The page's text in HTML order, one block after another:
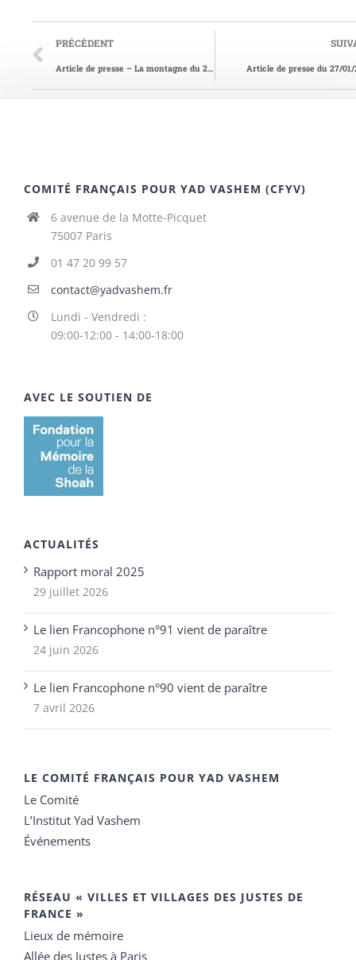
PRÉCÉDENT
Article de presse – La montagne du 21/06/2001 Article de presse du 27/01/
COMITÉ FRANÇAIS POUR YAD VASHEM (CFYV)
6 avenue de la Motte-Picquet
75007 Paris
01 47 20 99 57
contact@yadvashem.fr
Lundi - Vendredi :
09:00-12:00 - 14:00-18:00
AVEC LE SOUTIEN DE
ACTUALITÉS
Rapport moral 2025
29 juillet 2026
Le lien Francophone n°91 vient de paraître
24 juin 2026
Le lien Francophone n°90 vient de paraître
7 avril 2026
LE COMITÉ FRANÇAIS POUR YAD VASHEM
Le Comité
L’Institut Yad Vashem
Événements
RÉSEAU « VILLES ET VILLAGES DES JUSTES DE
FRANCE »
Lieux de mémoire
Allée des Justes à Paris